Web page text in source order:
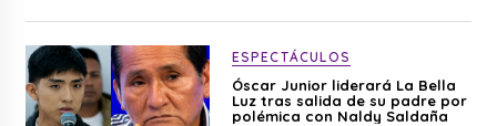
ESPECTÁCULOS
Óscar Junior liderará La Bella
Luz tras salida de su padre por
polémica con Naldy Saldaña